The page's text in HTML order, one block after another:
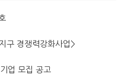
구 경쟁력강화사업>
업 모집 공고